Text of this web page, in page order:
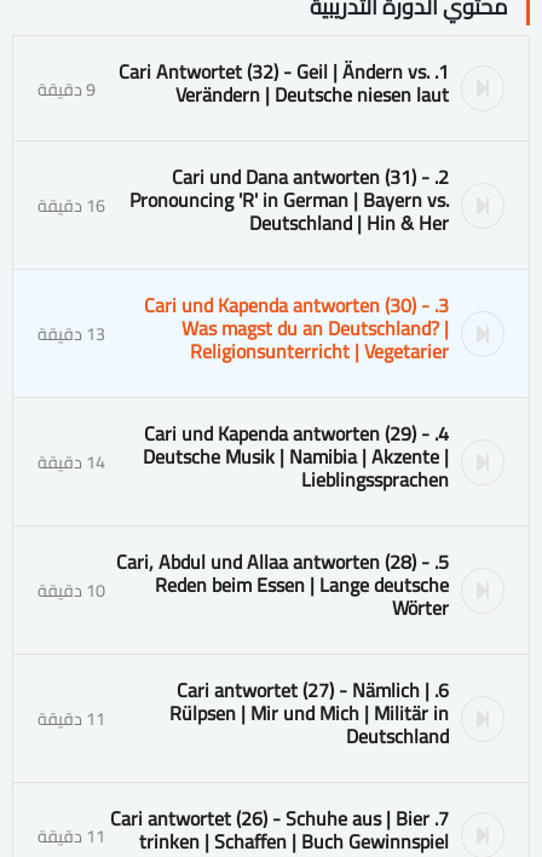
1. Cari Antwortet (32) - Geil | Ändern vs.
Verändern | Deutsche niesen laut 9 دقيقة
2. Cari und Dana antworten (31) -
Pronouncing 'R' in German | Bayern vs.
Deutschland | Hin & Her 16 دقيقة
3. Cari und Kapenda antworten (30) -
Was magst du an Deutschland? |
Religionsunterricht | Vegetarier 13 دقيقة
4. Cari und Kapenda antworten (29) -
Deutsche Musik | Namibia | Akzente |
Lieblingssprachen 14 دقيقة
5. Cari, Abdul und Allaa antworten (28) -
Reden beim Essen | Lange deutsche
Wörter 10 دقيقة
6. Cari antwortet (27) - Nämlich |
Rülpsen | Mir und Mich | Militär in
Deutschland 11 دقيقة
7. Cari antwortet (26) - Schuhe aus | Bier
trinken | Schaffen | Buch Gewinnspiel 11 دقيقة